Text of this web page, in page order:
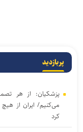
پربازدید
پزشکیان: از هر
می‌کنیم/ ایران از
کرد